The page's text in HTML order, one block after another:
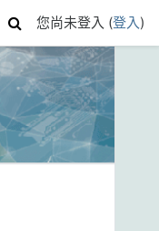
您尚未登入 (登入)